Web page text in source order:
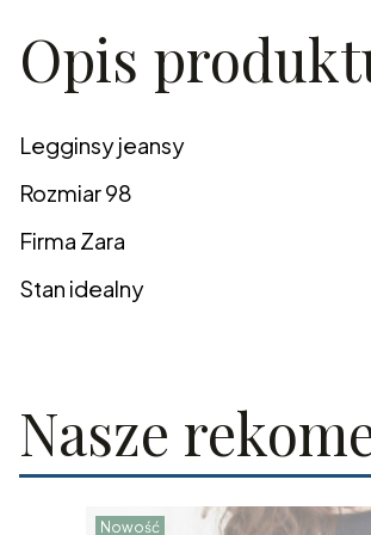
Opis
Legginsy jeansy
Rozmiar 98
Firma Zara
Stan idealny
Nasze
Nowość